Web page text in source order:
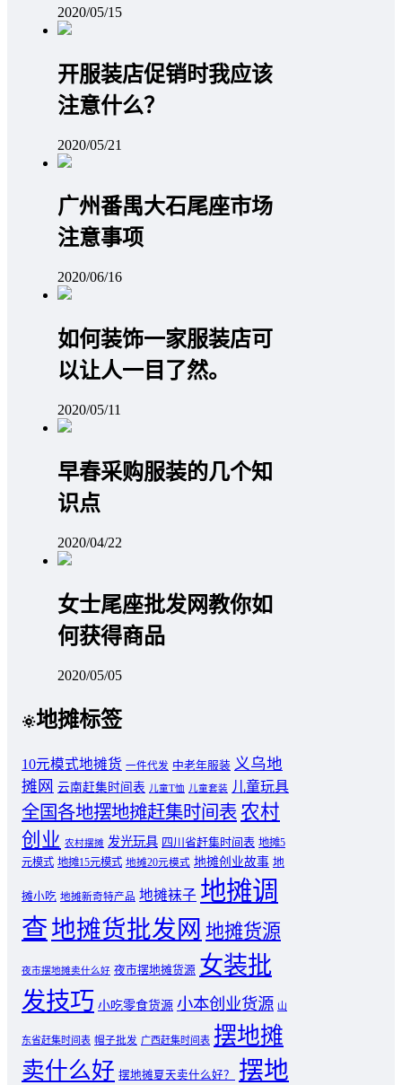
2020/05/15
开服装店促销时我应该
注意什么？
2020/05/21
广州番禺大石尾座市场
注意事项
2020/06/16
如何装饰一家服装店可
以让人一目了然。
2020/05/11
早春采购服装的几个知
识点
2020/04/22
女士尾座批发网教你如
何获得商品
2020/05/05
地摊标签
10元模式地摊货 一件代发 中老年服装 义乌地
摊网 云南赶集时间表 儿童T恤 儿童套装 儿童玩具
全国各地摆地摊赶集时间表 农村
创业 农村摆摊 发光玩具 四川省赶集时间表 地摊5
元模式 地摊15元模式 地摊20元模式 地摊创业故事 地
摊小吃 地摊新奇特产品 地摊袜子 地摊调
查地摊货批发网 地摊货源
夜市摆地摊卖什么好 夜市摆地摊货源 女装批
发技巧 小吃零食货源 小本创业货源 山
东省赶集时间表 帽子批发 广西赶集时间表 摆地摊
卖什么好 摆地摊夏天卖什么好？
摆地